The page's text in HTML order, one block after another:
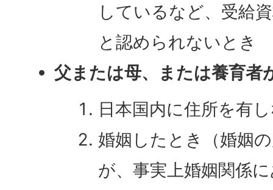
しているなど、受給
と認められないとき
父または母、または養育者
日本国内に住所を有
婚姻したとき（婚姻
が、事実上婚姻関係